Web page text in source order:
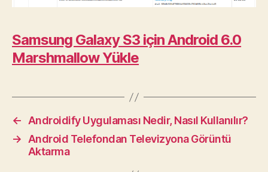
Samsung Galaxy S3 için Android 6.0
Marshmallow Yükle
←
Androidify Uygulaması Nedir, Nasıl Kullanılır?
→
Android Telefondan Televizyona Görüntü
Aktarma